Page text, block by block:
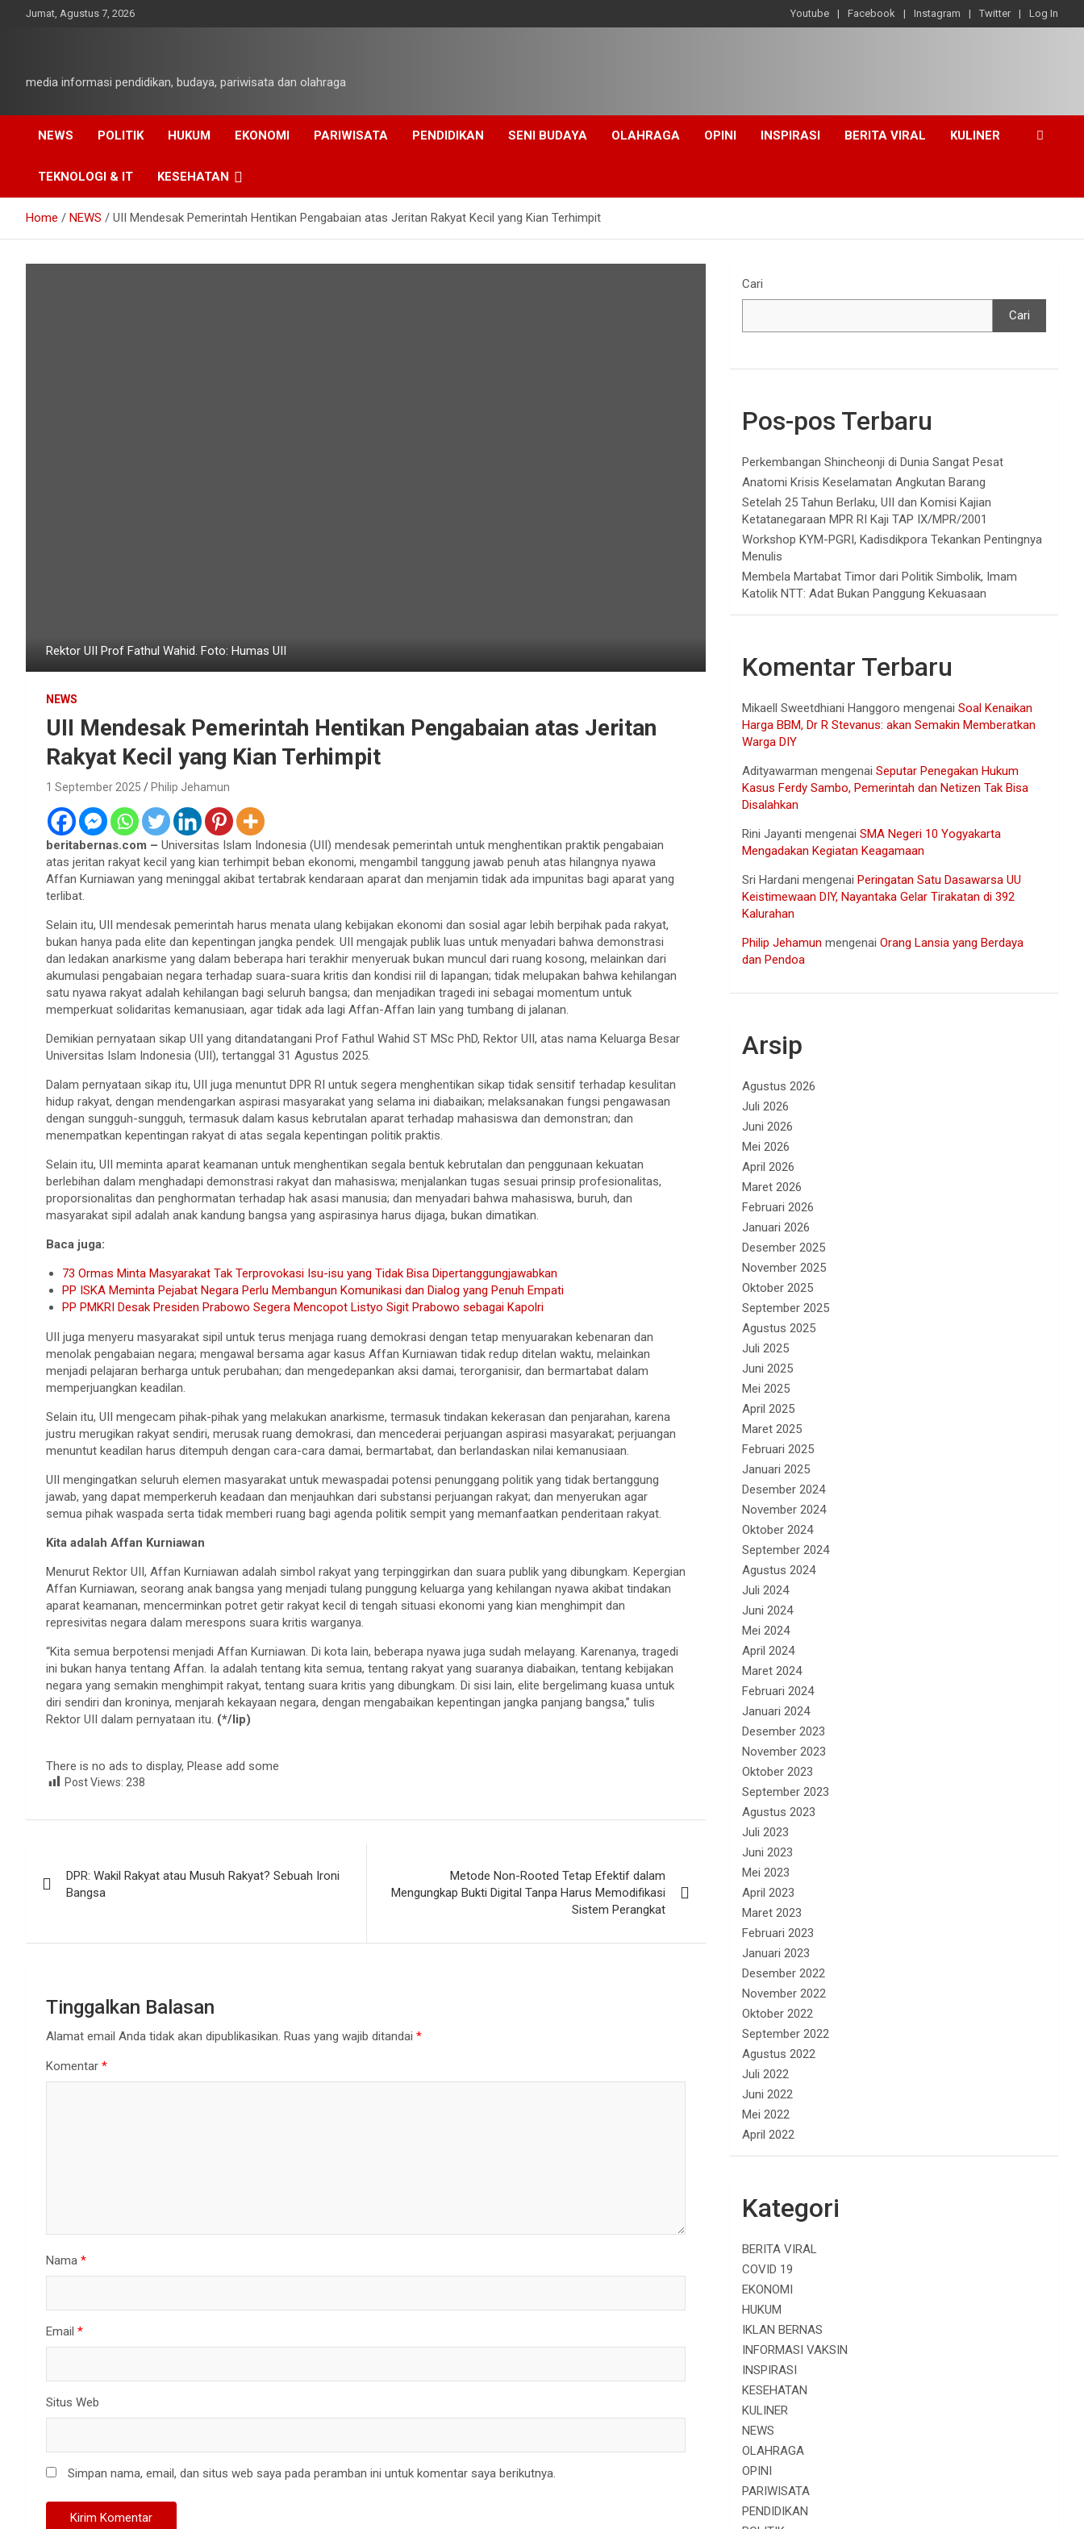
Jumat, Agustus 7, 2026 Youtube Facebook Instagram Twitter Log In
media informasi pendidikan, budaya, pariwisata dan olahraga
NEWS POLITIK HUKUM EKONOMI PARIWISATA PENDIDIKAN SENI BUDAYA OLAHRAGA OPINI INSPIRASI BERITA VIRAL KULINER
TEKNOLOGI & IT KESEHATAN
Home NEWS UII Mendesak Pemerintah Hentikan Pengabaian atas Jeritan Rakyat Kecil yang Kian Terhimpit
Rektor UII Prof Fathul Wahid. Foto: Humas UII
NEWS
UII Mendesak Pemerintah Hentikan Pengabaian atas Jeritan
Rakyat Kecil yang Kian Terhimpit
1 September 2025 Philip Jehamun
beritabernas.com – Universitas Islam Indonesia (UII) mendesak pemerintah untuk menghentikan praktik pengabaian
atas jeritan rakyat kecil yang kian terhimpit beban ekonomi, mengambil tanggung jawab penuh atas hilangnya nyawa
Affan Kurniawan yang meninggal akibat tertabrak kendaraan aparat dan menjamin tidak ada impunitas bagi aparat yang
terlibat.
Selain itu, UII mendesak pemerintah harus menata ulang kebijakan ekonomi dan sosial agar lebih berpihak pada rakyat,
bukan hanya pada elite dan kepentingan jangka pendek. UII mengajak publik luas untuk menyadari bahwa demonstrasi
dan ledakan anarkisme yang dalam beberapa hari terakhir menyeruak bukan muncul dari ruang kosong, melainkan dari
akumulasi pengabaian negara terhadap suara-suara kritis dan kondisi riil di lapangan; tidak melupakan bahwa kehilangan
satu nyawa rakyat adalah kehilangan bagi seluruh bangsa; dan menjadikan tragedi ini sebagai momentum untuk
memperkuat solidaritas kemanusiaan, agar tidak ada lagi Affan-Affan lain yang tumbang di jalanan.
Demikian pernyataan sikap UII yang ditandatangani Prof Fathul Wahid ST MSc PhD, Rektor UII, atas nama Keluarga Besar
Universitas Islam Indonesia (UII), tertanggal 31 Agustus 2025.
Dalam pernyataan sikap itu, UII juga menuntut DPR RI untuk segera menghentikan sikap tidak sensitif terhadap kesulitan
hidup rakyat, dengan mendengarkan aspirasi masyarakat yang selama ini diabaikan; melaksanakan fungsi pengawasan
dengan sungguh-sungguh, termasuk dalam kasus kebrutalan aparat terhadap mahasiswa dan demonstran; dan
menempatkan kepentingan rakyat di atas segala kepentingan politik praktis.
Selain itu, UII meminta aparat keamanan untuk menghentikan segala bentuk kebrutalan dan penggunaan kekuatan
berlebihan dalam menghadapi demonstrasi rakyat dan mahasiswa; menjalankan tugas sesuai prinsip profesionalitas,
proporsionalitas dan penghormatan terhadap hak asasi manusia; dan menyadari bahwa mahasiswa, buruh, dan
masyarakat sipil adalah anak kandung bangsa yang aspirasinya harus dijaga, bukan dimatikan.
Baca juga:
73 Ormas Minta Masyarakat Tak Terprovokasi Isu-isu yang Tidak Bisa Dipertanggungjawabkan
PP ISKA Meminta Pejabat Negara Perlu Membangun Komunikasi dan Dialog yang Penuh Empati
PP PMKRI Desak Presiden Prabowo Segera Mencopot Listyo Sigit Prabowo sebagai Kapolri
UII juga menyeru masyarakat sipil untuk terus menjaga ruang demokrasi dengan tetap menyuarakan kebenaran dan
menolak pengabaian negara; mengawal bersama agar kasus Affan Kurniawan tidak redup ditelan waktu, melainkan
menjadi pelajaran berharga untuk perubahan; dan mengedepankan aksi damai, terorganisir, dan bermartabat dalam
memperjuangkan keadilan.
Selain itu, UII mengecam pihak-pihak yang melakukan anarkisme, termasuk tindakan kekerasan dan penjarahan, karena
justru merugikan rakyat sendiri, merusak ruang demokrasi, dan mencederai perjuangan aspirasi masyarakat; perjuangan
menuntut keadilan harus ditempuh dengan cara-cara damai, bermartabat, dan berlandaskan nilai kemanusiaan.
UII mengingatkan seluruh elemen masyarakat untuk mewaspadai potensi penunggang politik yang tidak bertanggung
jawab, yang dapat memperkeruh keadaan dan menjauhkan dari substansi perjuangan rakyat; dan menyerukan agar
semua pihak waspada serta tidak memberi ruang bagi agenda politik sempit yang memanfaatkan penderitaan rakyat.
Kita adalah Affan Kurniawan
Menurut Rektor UII, Affan Kurniawan adalah simbol rakyat yang terpinggirkan dan suara publik yang dibungkam. Kepergian
Affan Kurniawan, seorang anak bangsa yang menjadi tulang punggung keluarga yang kehilangan nyawa akibat tindakan
aparat keamanan, mencerminkan potret getir rakyat kecil di tengah situasi ekonomi yang kian menghimpit dan
represivitas negara dalam merespons suara kritis warganya.
“Kita semua berpotensi menjadi Affan Kurniawan. Di kota lain, beberapa nyawa juga sudah melayang. Karenanya, tragedi
ini bukan hanya tentang Affan. Ia adalah tentang kita semua, tentang rakyat yang suaranya diabaikan, tentang kebijakan
negara yang semakin menghimpit rakyat, tentang suara kritis yang dibungkam. Di sisi lain, elite bergelimang kuasa untuk
diri sendiri dan kroninya, menjarah kekayaan negara, dengan mengabaikan kepentingan jangka panjang bangsa,” tulis
Rektor UII dalam pernyataan itu. (*/lip)
There is no ads to display, Please add some
Post Views: 238
pos
DPR: Wakil Rakyat atau Musuh Rakyat? Sebuah Ironi
Bangsa
Metode Non-Rooted Tetap Efektif dalam
Mengungkap Bukti Digital Tanpa Harus Memodifikasi
Sistem Perangkat
Tinggalkan Balasan
Alamat email Anda tidak akan dipublikasikan. Ruas yang wajib ditandai *
Komentar *
Nama *
Email *
Situs Web
Simpan nama, email, dan situs web saya pada peramban ini untuk komentar saya berikutnya.
Cari
Cari
Pos-pos Terbaru
Perkembangan Shincheonji di Dunia Sangat Pesat
Anatomi Krisis Keselamatan Angkutan Barang
Setelah 25 Tahun Berlaku, UII dan Komisi Kajian
Ketatanegaraan MPR RI Kaji TAP IX/MPR/2001
Workshop KYM-PGRI, Kadisdikpora Tekankan Pentingnya
Menulis
Membela Martabat Timor dari Politik Simbolik, Imam
Katolik NTT: Adat Bukan Panggung Kekuasaan
Komentar Terbaru
Mikaell Sweetdhiani Hanggoro mengenaiSoal Kenaikan
Harga BBM, Dr R Stevanus: akan Semakin Memberatkan
Warga DIY
Adityawarman mengenaiSeputar Penegakan Hukum
Kasus Ferdy Sambo, Pemerintah dan Netizen Tak Bisa
Disalahkan
Rini Jayanti mengenaiSMA Negeri 10 Yogyakarta
Mengadakan Kegiatan Keagamaan
Sri Hardani mengenaiPeringatan Satu Dasawarsa UU
Keistimewaan DIY, Nayantaka Gelar Tirakatan di 392
Kalurahan
Philip Jehamun mengenaiOrang Lansia yang Berdaya
dan Pendoa
Arsip
Agustus 2026
Juli 2026
Juni 2026
Mei 2026
April 2026
Maret 2026
Februari 2026
Januari 2026
Desember 2025
November 2025
Oktober 2025
September 2025
Agustus 2025
Juli 2025
Juni 2025
Mei 2025
April 2025
Maret 2025
Februari 2025
Januari 2025
Desember 2024
November 2024
Oktober 2024
September 2024
Agustus 2024
Juli 2024
Juni 2024
Mei 2024
April 2024
Maret 2024
Februari 2024
Januari 2024
Desember 2023
November 2023
Oktober 2023
September 2023
Agustus 2023
Juli 2023
Juni 2023
Mei 2023
April 2023
Maret 2023
Februari 2023
Januari 2023
Desember 2022
November 2022
Oktober 2022
September 2022
Agustus 2022
Juli 2022
Juni 2022
Mei 2022
April 2022
Kategori
BERITA VIRAL
COVID 19
EKONOMI
HUKUM
IKLAN BERNAS
INFORMASI VAKSIN
INSPIRASI
KESEHATAN
KULINER
NEWS
OLAHRAGA
OPINI
PARIWISATA
PENDIDIKAN